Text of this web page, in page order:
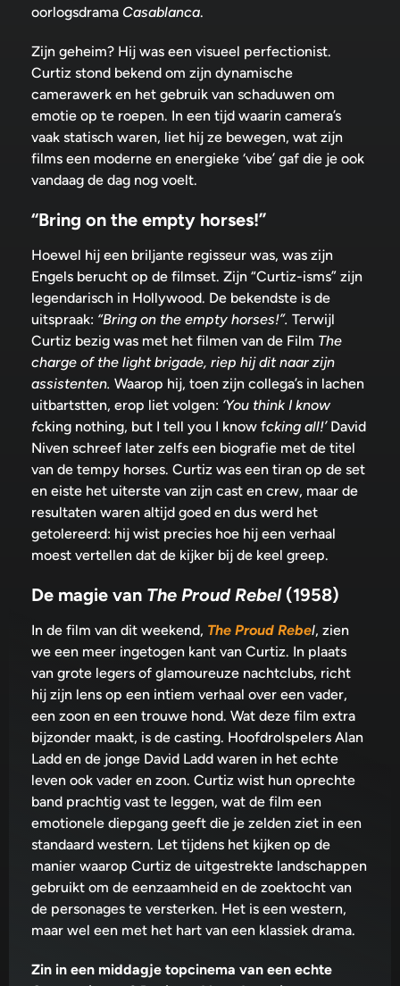
oorlogsdrama Casablanca.
Zijn geheim? Hij was een visueel perfectionist.
Curtiz stond bekend om zijn dynamische
camerawerk en het gebruik van schaduwen om
emotie op te roepen. In een tijd waarin camera’s
vaak statisch waren, liet hij ze bewegen, wat zijn
films een moderne en energieke ‘vibe’ gaf die je ook
vandaag de dag nog voelt.
“Bring on the empty horses!”
Hoewel hij een briljante regisseur was, was zijn
Engels berucht op de filmset. Zijn “Curtiz-isms” zijn
legendarisch in Hollywood. De bekendste is de
uitspraak: “Bring on the empty horses!”. Terwijl
Curtiz bezig was met het filmen van de Film The
charge of the light brigade, riep hij dit naar zijn
assistenten. Waarop hij, toen zijn collega’s in lachen
uitbartstten, erop liet volgen: ‘You think I know
fcking nothing, but I tell you I know fcking all!’David
Niven schreef later zelfs een biografie met de titel
van de tempy horses. Curtiz was een tiran op de set
en eiste het uiterste van zijn cast en crew, maar de
resultaten waren altijd goed en dus werd het
getolereerd: hij wist precies hoe hij een verhaal
moest vertellen dat de kijker bij de keel greep.
De magie van The Proud Rebel(1958)
In de film van dit weekend, The Proud Rebel, zien
we een meer ingetogen kant van Curtiz. In plaats
van grote legers of glamoureuze nachtclubs, richt
hij zijn lens op een intiem verhaal over een vader,
een zoon en een trouwe hond. Wat deze film extra
bijzonder maakt, is de casting. Hoofdrolspelers Alan
Ladd en de jonge David Ladd waren in het echte
leven ook vader en zoon. Curtiz wist hun oprechte
band prachtig vast te leggen, wat de film een
emotionele diepgang geeft die je zelden ziet in een
standaard western. Let tijdens het kijken op de
manier waarop Curtiz de uitgestrekte landschappen
gebruikt om de eenzaamheid en de zoektocht van
de personages te versterken. Het is een western,
maar wel een met het hart van een klassiek drama.
Zin in een middagje topcinema van een echte